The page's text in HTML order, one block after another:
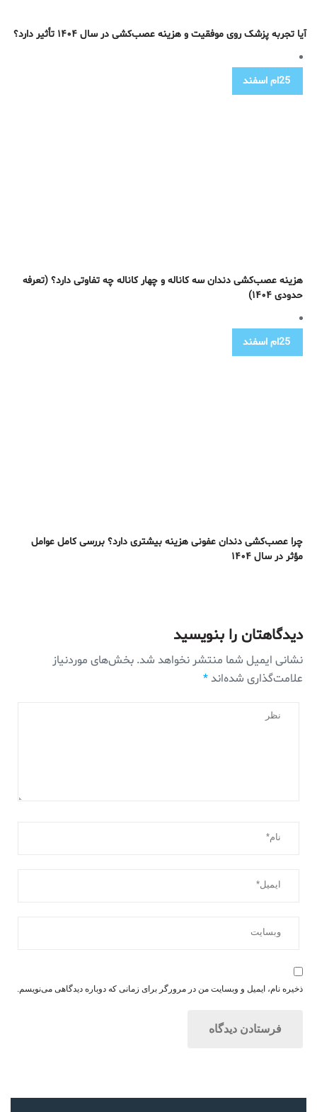
آیا تجربه پزشک روی موفقیت و هزینه عصب‌کشی در سال ۱۴۰۴ تأثیر دارد؟
25ام اسفند
هزینه عصب‌کشی دندان سه کاناله و چهار کاناله چه تفاوتی دارد؟ (تعرفه
حدودی ۱۴۰۴)
25ام اسفند
چرا عصب‌کشی دندان عفونی هزینه بیشتری دارد؟ بررسی کامل عوامل
مؤثر در سال ۱۴۰۴
دیدگاهتان را بنویسید
نشانی ایمیل شما منتشر نخواهد شد. بخش‌های موردنیاز
علامت‌گذاری شده‌اند*
ذخیره نام، ایمیل و وبسایت من در مرورگر برای زمانی که دوباره دیدگاهی می‌نویسم.